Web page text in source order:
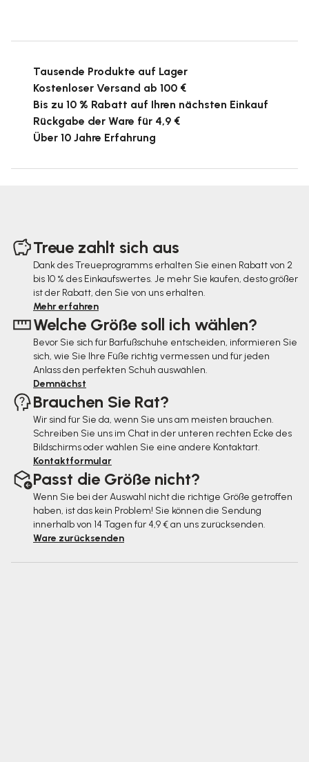
Tausende Produkte auf Lager
Kostenloser Versand ab 100 €
Bis zu 10 % Rabatt auf Ihren nächsten Einkauf
Rückgabe der Ware für 4,9 €
Über 10 Jahre Erfahrung
Treue zahlt sich aus
Dank des Treueprogramms erhalten Sie einen Rabatt von 2
bis 10 % des Einkaufswertes. Je mehr Sie kaufen, desto größer
ist der Rabatt, den Sie von uns erhalten.
Mehr erfahren
Welche Größe soll ich wählen?
Bevor Sie sich für Barfußschuhe entscheiden, informieren Sie
sich, wie Sie Ihre Füße richtig vermessen und für jeden
Anlass den perfekten Schuh auswählen.
Demnächst
Brauchen Sie Rat?
Wir sind für Sie da, wenn Sie uns am meisten brauchen.
Schreiben Sie uns im Chat in der unteren rechten Ecke des
Bildschirms oder wählen Sie eine andere Kontaktart.
Kontaktformular
Passt die Größe nicht?
Wenn Sie bei der Auswahl nicht die richtige Größe getroffen
haben, ist das kein Problem! Sie können die Sendung
innerhalb von 14 Tagen für 4,9 € an uns zurücksenden.
Ware zurücksenden